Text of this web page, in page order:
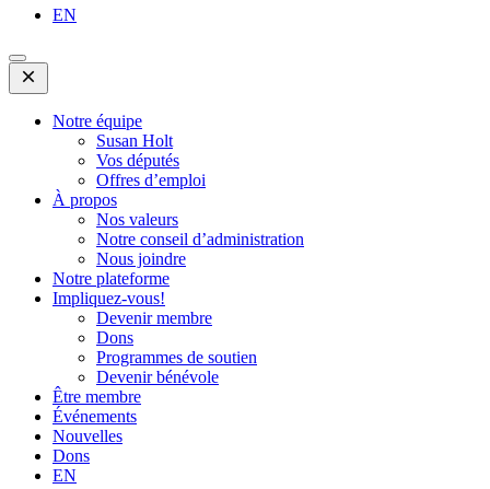
EN
Open
Mobile
Menu
Notre équipe
Susan Holt
Vos députés
Offres d’emploi
À propos
Nos valeurs
Notre conseil d’administration
Nous joindre
Notre plateforme
Impliquez-vous!
Devenir membre
Dons
Programmes de soutien
Devenir bénévole
Être membre
Événements
Nouvelles
Dons
EN